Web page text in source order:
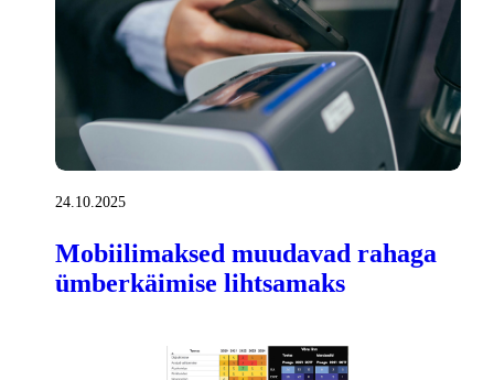
24.10.2025
Mobiilimaksed muudavad rahaga
ümberkäimise lihtsamaks